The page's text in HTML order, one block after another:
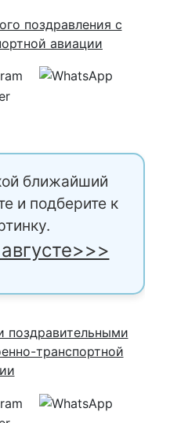
ближайший
и подберите к